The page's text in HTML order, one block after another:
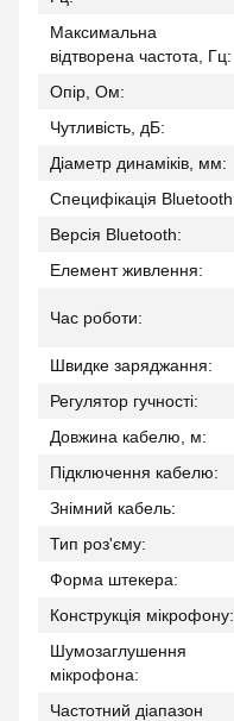
Максимальна
відтворена частота, Гц:
Опір, Ом:
Чутливість, дБ:
Діаметр динаміків, мм:
Специфікація
Версія Bluetooth:
Елемент живлення:
Час роботи:
Швидке заряджання:
Регулятор гучності:
Довжина кабелю, м:
Підключення кабелю:
Знімний кабель:
Тип роз'єму:
Форма штекера:
Конструкція мікрофону:
Шумозаглушення
мікрофона:
Частотний діапазон